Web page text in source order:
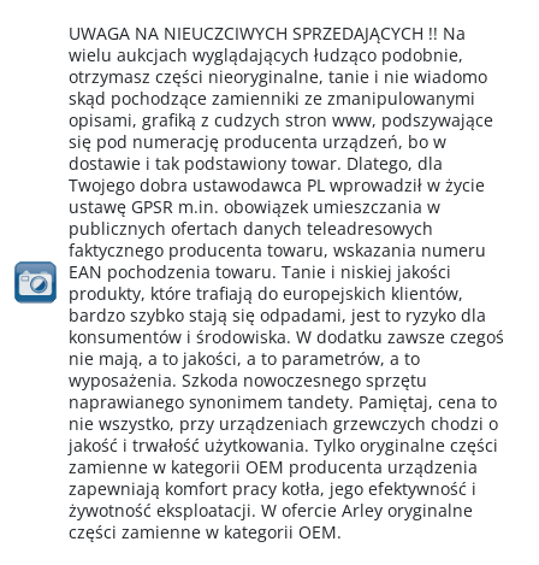
UWAGA NA NIEUCZCIWYCH SPRZEDAJĄCYCH !! Na
wielu aukcjach wyglądających łudząco podobnie,
otrzymasz części nieoryginalne, tanie i nie wiadomo
skąd pochodzące zamienniki ze zmanipulowanymi
opisami, grafiką z cudzych stron www, podszywające
się pod numerację producenta urządzeń, bo w
dostawie i tak podstawiony towar. Dlatego, dla
Twojego dobra ustawodawca PL wprowadził w życie
ustawę GPSR m.in. obowiązek umieszczania w
publicznych ofertach danych teleadresowych
faktycznego producenta towaru, wskazania numeru
EAN pochodzenia towaru. Tanie i niskiej jakości
produkty, które trafiają do europejskich klientów,
bardzo szybko stają się odpadami, jest to ryzyko dla
konsumentów i środowiska. W dodatku zawsze czegoś
nie mają, a to jakości, a to parametrów, a to
wyposażenia. Szkoda nowoczesnego sprzętu
naprawianego synonimem tandety. Pamiętaj, cena to
nie wszystko, przy urządzeniach grzewczych chodzi o
jakość i trwałość użytkowania. Tylko oryginalne części
zamienne w kategorii OEM producenta urządzenia
zapewniają komfort pracy kotła, jego efektywność i
żywotność eksploatacji. W ofercie Arley oryginalne
części zamienne w kategorii OEM.